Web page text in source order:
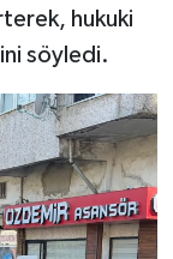
hukuki
söyledi.